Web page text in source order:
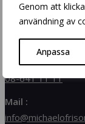
Genom att
användning av
Anpassa
Kontakta oss
Telefon :
08-641 11 11
Mail :